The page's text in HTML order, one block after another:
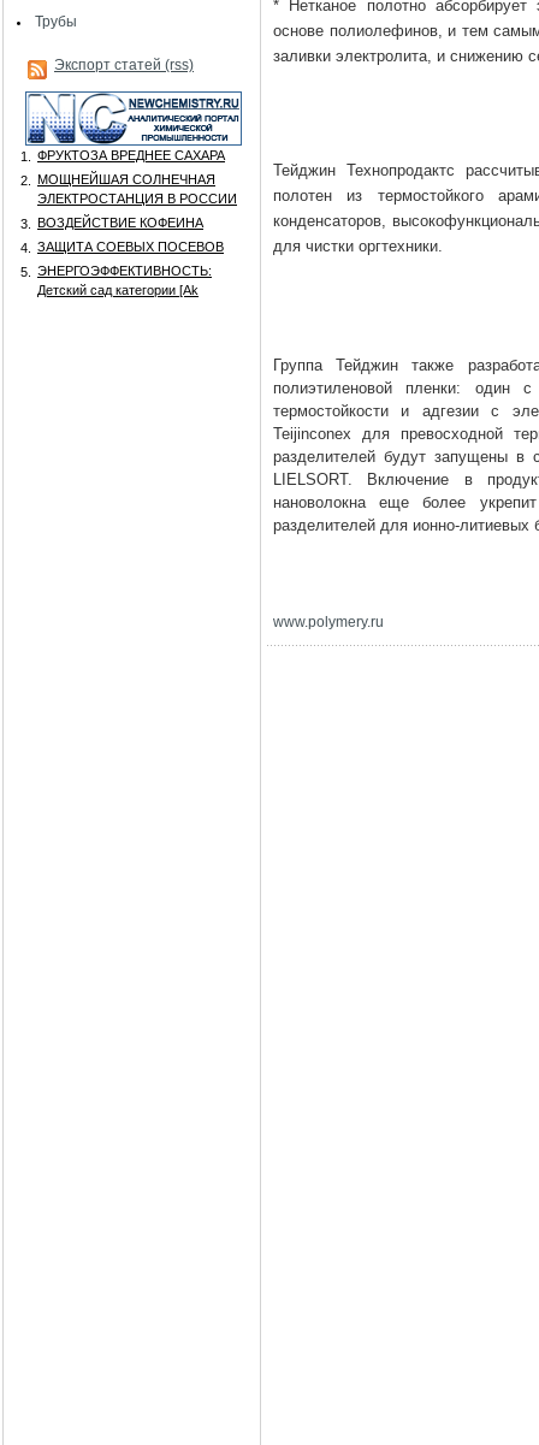
Трубы
Экспорт статей (rss)
1.
ФРУКТОЗА ВРЕДНЕЕ САХАРА
2.
МОЩНЕЙШАЯ СОЛНЕЧНАЯ
ЭЛЕКТРОСТАНЦИЯ В РОССИИ
3.
ВОЗДЕЙСТВИЕ КОФЕИНА
4.
ЗАЩИТА СОЕВЫХ ПОСЕВОВ
5.
ЭНЕРГОЭФФЕКТИВНОСТЬ:
Детский сад категории [Аk
* Нетканое полотно
основе полиолефинов, и тем
заливки электролита, и снижению
Тейджин Технопродактс
полотен из термостойкого
конденсаторов,
для чистки оргтехники.
Группа Тейджин также
полиэтиленовой пленки: один
термостойкости и адгезии с
Teijinconex для превосходной
разделителей будут запущены в
LIELSORT. Включение в
нановолокна еще более
разделителей для ионно-литиевых
www.polymery.ru